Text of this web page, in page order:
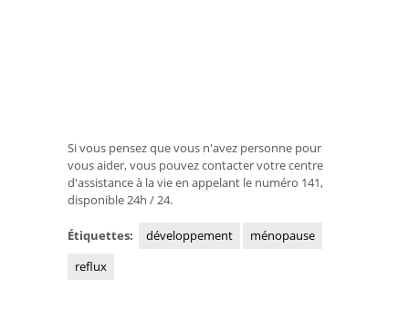
Si vous pensez que vous n'avez personne pour
vous aider, vous pouvez contacter votre centre
d'assistance à la vie en appelant le numéro 141,
disponible 24h / 24.
Étiquettes: développement
ménopause
reflux